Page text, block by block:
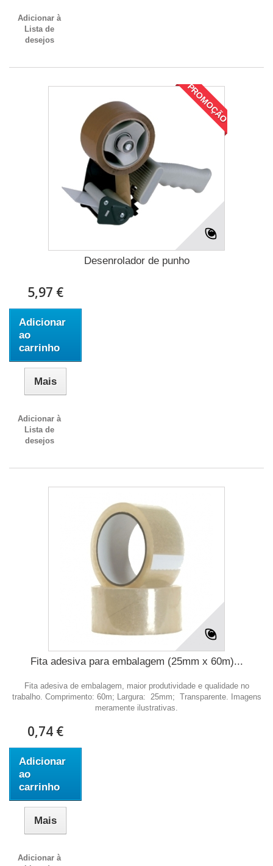
Adicionar à
Lista de
desejos
PROMOÇÃO
Desenrolador de punho
5,97 €
Adicionar
ao
carrinho
Mais
Adicionar à
Lista de
desejos
Fita adesiva para embalagem (25mm x 60m)...
Fita adesiva de embalagem, maior produtividade e qualidade no
trabalho. Comprimento: 60m; Largura: 25mm; Transparente. Imagens
meramente ilustrativas.
0,74 €
Adicionar
ao
carrinho
Mais
Adicionar à